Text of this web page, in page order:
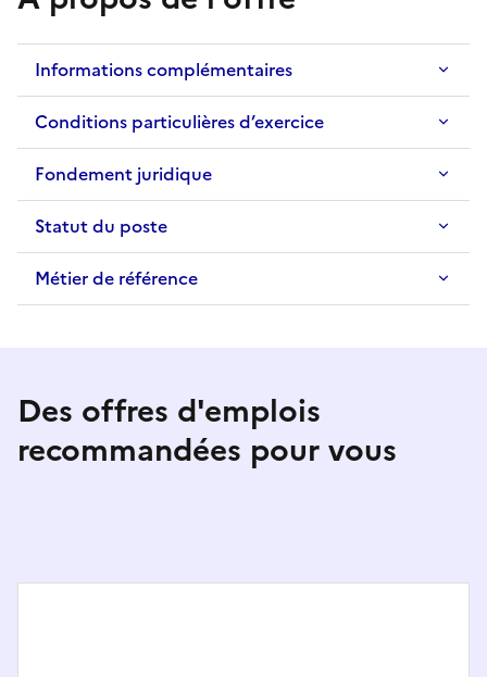
Informations complémentaires
Conditions particulières d’exercice
Fondement juridique
Statut du poste
Métier de référence
Des offres d'emplois
recommandées pour vous